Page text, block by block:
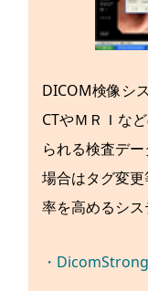
DICOM検像シ
CTやＭＲＩな
られる検査デ
場合はタグ変
率を高めるシス
・